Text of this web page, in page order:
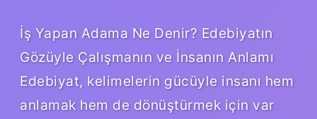
İş Yapan Adama Ne Denir? Edebiyatın
Gözüyle Çalışmanın ve İnsanın Anlamı
Edebiyat, kelimelerin gücüyle insanı hem
anlamak hem de dönüştürmek için var